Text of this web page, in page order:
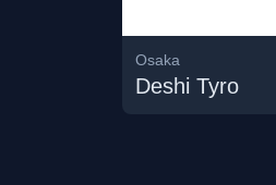
Osaka
Deshi Tyro